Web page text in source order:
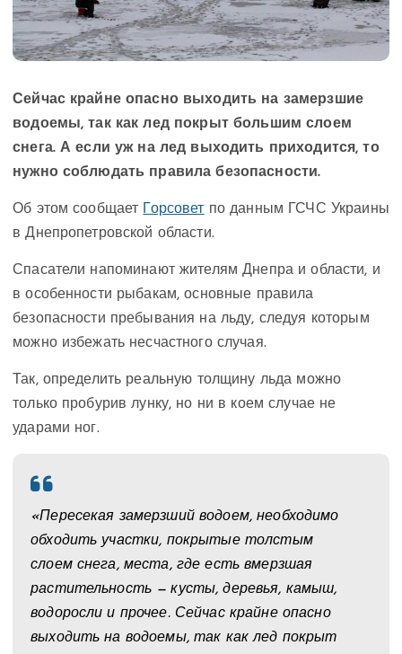
Сейчас крайне опасно выходить на замерзшие
водоемы, так как лед покрыт большим слоем
снега. А если уж на лед выходить приходится, то
нужно соблюдать правила безопасности.
Об этом сообщает Горсовет по данным ГСЧС Украины
в Днепропетровской области.
Спасатели напоминают жителям Днепра и области, и
в особенности рыбакам, основные правила
безопасности пребывания на льду, следуя которым
можно избежать несчастного случая.
Так, определить реальную толщину льда можно
только пробурив лунку, но ни в коем случае не
ударами ног.
«Пересекая замерзший водоем, необходимо
обходить участки, покрытые толстым
слоем снега, места, где есть вмерзшая
растительность — кусты, деревья, камыш,
водоросли и прочее. Сейчас крайне опасно
выходить на водоемы, так как лед покрыт